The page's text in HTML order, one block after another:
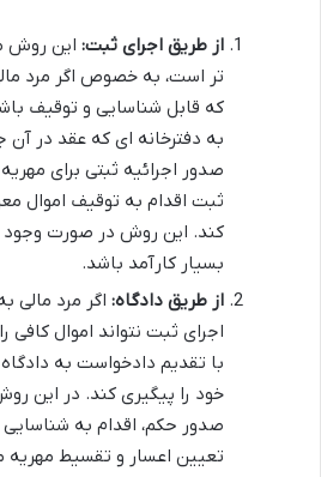
از طریق اجرای ثبت: این روش
تر است، به خصوص اگر مرد
که قابل شناسایی و توقیف
به دفترخانه ای که عقد در
صدور اجرائیه ثبتی برای
ثبت اقدام به توقیف اموال
کند. این روش در صورت وجود
بسیار کارآمد باشد.
از طریق دادگاه: اگر مرد مالی
اجرای ثبت نتواند اموال کافی
با تقدیم دادخواست به دادگاه
خود را پیگیری کند. در این
صدور حکم، اقدام به
تعیین اعسار و تقسیط مهریه